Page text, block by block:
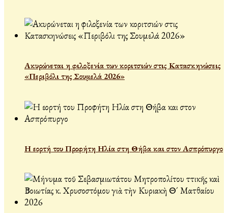
Ακυρώνεται η φιλοξενία των κοριτσιών στις Κατασκηνώσεις
«Περιβόλι της Σουμελά 2026»
Η εορτή του Προφήτη Ηλία στη Θήβα και στον Ασπρόπυργο